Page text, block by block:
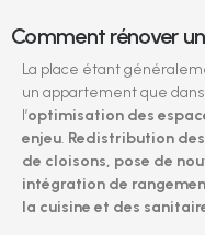
Comment rénover
La place étant
un appartement que
l’optimisation des
enjeu. Redistribution
de cloisons, pose de
intégration de
la cuisine et des